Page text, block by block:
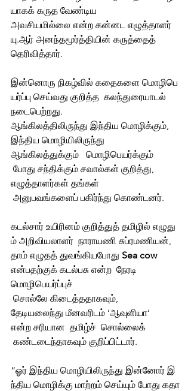
யாகக் கருத வேண்டிய
அவசியமில்லை என்ற கன்னட எழுத்தாளர்
யு.ஆர் அனந்தமூர்த்தியின் கருத்தைத்
தெரிவித்தார்.
இன்னொரு நிகழ்வில் கதைகளை மொழிபெ
யர்ப்பு செய்வது குறித்த  கலந்துரையாடல்
நடைபெற்றது.
ஆங்கிலத்திலிருந்து இந்திய மொழிக்கும்,
இந்திய மொழியிலிருந்து
ஆங்கிலத்துக்கும்   மொழிபெயர்க்கும்
போது சந்திக்கும் சவால்கள் குறித்து,
எழுத்தாளர்கள் தங்கள்
அனுபவங்களைப் பகிர்ந்து கொண்டனர்.
கடல்சார் உயிரினம் குறித்துத் தமிழில் எழுது
ம் அறிவியலாளர்  நாராயணி சுப்ரமணியன்,
தாம் எழுதத் துவங்கியபோது Sea cow
என்பதற்குக் கடல்பசு என்ற  நேரடி
மொழிபெயர்ப்புச்
சொல்லே கிடைத்ததாகவும்,
தேடியலைந்து மீனவரிடம் ‘ஆவுளியா‘
என்ற சரியான  தமிழ்ச்  சொல்லைக்
கண்டடைந்தாகவும் குறிப்பிட்டார்.
“ஓர் இந்திய மொழியிலிருந்து இன்னோர் இ
ந்திய மொழிக்கு மாற்றம் செய்யும் போது கதா